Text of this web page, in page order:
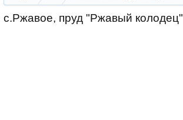
с.Ржавое, пруд "Ржавый колодец"